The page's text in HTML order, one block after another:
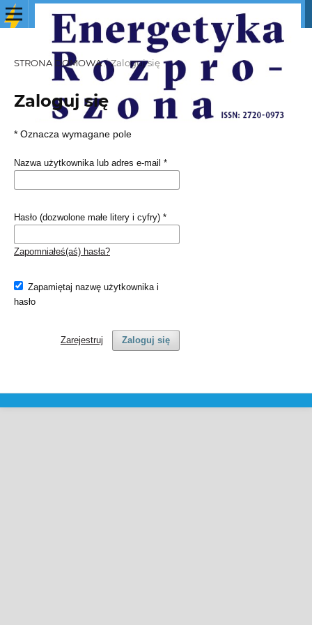
STRONA DOMOWA / Zaloguj się
Zaloguj się
* Oznacza wymagane pole
Nazwa użytkownika lub adres e-mail *
Hasło (dozwolone małe litery i cyfry) *
Zapomniałeś(aś) hasła?
Zapamiętaj nazwę użytkownika i
hasło
Zaloguj się
Zarejestruj